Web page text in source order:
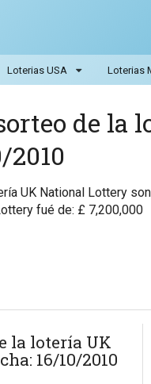
Loterias USA Loterias
de la
2010
UK National Lottery
fué de: £ 7,200,000
la lotería UK
16/10/2010